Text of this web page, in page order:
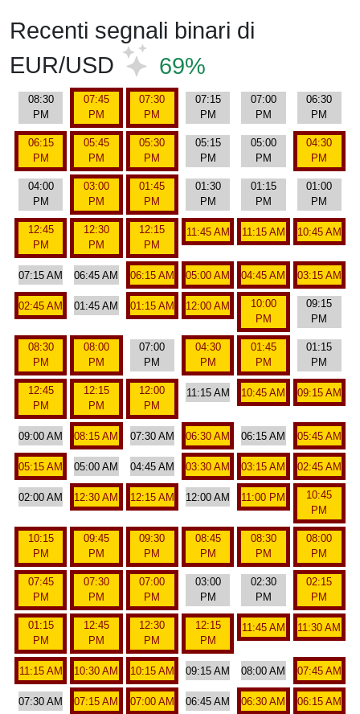
Recenti segnali binari di
EUR/USD
69%
08:30
PM
07:45
PM
07:30
PM
07:15
PM
07:00
PM
06:30
PM
06:15
PM
05:45
PM
05:30
PM
05:15
PM
05:00
PM
04:30
PM
04:00
PM
03:00
PM
01:45
PM
01:30
PM
01:15
PM
01:00
PM
12:45
PM
12:30
PM
12:15
PM
11:45 AM 11:15 AM 10:45 AM
07:15 AM 06:45 AM 06:15 AM 05:00 AM 04:45 AM 03:15 AM
02:45 AM 01:45 AM 01:15 AM 12:00 AM
10:00
PM
09:15
PM
08:30
PM
08:00
PM
07:00
PM
04:30
PM
01:45
PM
01:15
PM
12:45
PM
12:15
PM
12:00
PM
11:15 AM 10:45 AM 09:15 AM
09:00 AM 08:15 AM 07:30 AM 06:30 AM 06:15 AM 05:45 AM
05:15 AM 05:00 AM 04:45 AM 03:30 AM 03:15 AM 02:45 AM
02:00 AM 12:30 AM 12:15 AM 12:00 AM 11:00 PM
10:45
PM
10:15
PM
09:45
PM
09:30
PM
08:45
PM
08:30
PM
08:00
PM
07:45
PM
07:30
PM
07:00
PM
03:00
PM
02:30
PM
02:15
PM
01:15
PM
12:45
PM
12:30
PM
12:15
PM
11:45 AM 11:30 AM
11:15 AM 10:30 AM 10:15 AM 09:15 AM 08:00 AM 07:45 AM
07:30 AM 07:15 AM 07:00 AM 06:45 AM 06:30 AM 06:15 AM